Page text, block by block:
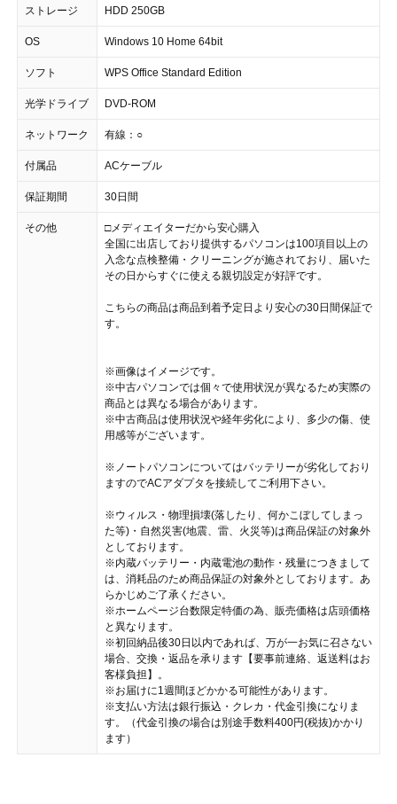
ストレージ HDD 250GB
OS Windows 10 Home 64bit
ソフト WPS Office Standard Edition
光学ドライブ DVD-ROM
ネットワーク 有線：○
付属品 ACケーブル
保証期間 30日間
その他
□メディエイターだから安心購入
全国に出店しており提供するパソコンは100項目以上の
入念な点検整備・クリーニングが施されており、届いた
その日からすぐに使える親切設定が好評です。
こちらの商品は商品到着予定日より安心の30日間保証で
す。
※画像はイメージです。
※中古パソコンでは個々で使用状況が異なるため実際の
商品とは異なる場合があります。
※中古商品は使用状況や経年劣化により、多少の傷、使
用感等がございます。
※ノートパソコンについてはバッテリーが劣化しており
ますのでACアダプタを接続してご利用下さい。
※ウィルス・物理損壊(落したり、何かこぼしてしまっ
た等)・自然災害(地震、雷、火災等)は商品保証の対象外
としております。
※内蔵バッテリー・内蔵電池の動作・残量につきまして
は、消耗品のため商品保証の対象外としております。あ
らかじめご了承ください。
※ホームページ台数限定特価の為、販売価格は店頭価格
と異なります。
※初回納品後30日以内であれば、万が一お気に召さない
場合、交換・返品を承ります【要事前連絡、返送料はお
客様負担】。
※お届けに1週間ほどかかる可能性があります。
※支払い方法は銀行振込・クレカ・代金引換になりま
す。（代金引換の場合は別途手数料400円(税抜)かかり
ます）